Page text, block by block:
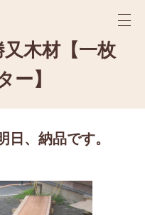
木材【一枚
ー】
日、納品です。